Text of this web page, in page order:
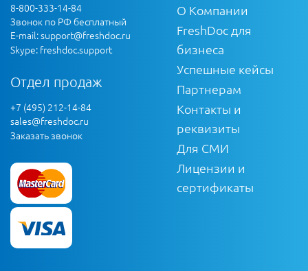
8-800-333-14-84
Звонок по РФ бесплатный
E-mail:support@freshdoc.ru
Skype: freshdoc.support
Отдел продаж
+7 (495) 212-14-84
sales@freshdoc.ru
Заказать звонок
О Компании
FreshDoc для
бизнеса
Успешные кейсы
Партнерам
Контакты и
реквизиты
Для СМИ
Лицензии и
сертификаты